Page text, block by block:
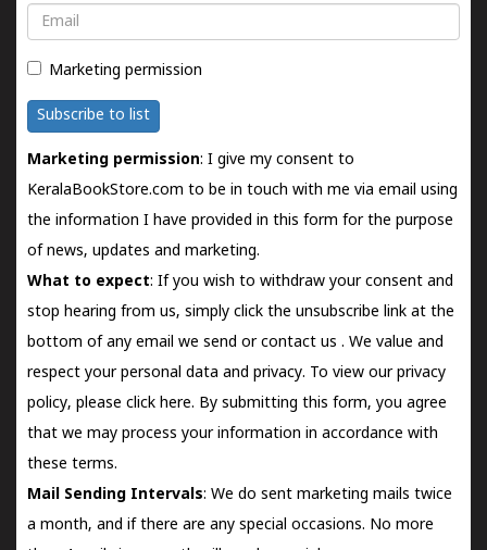
Email
Marketing permission
Subscribe to list
Marketing permission: I give my consent to
KeralaBookStore.com to be in touch with me via email using
the information I have provided in this form for the purpose
of news, updates and marketing.
What to expect: If you wish to withdraw your consent and
stop hearing from us, simply click the unsubscribe link at the
bottom of any email we send orcontact us . We value and
respect your personal data and privacy. To view our privacy
policy, please click here. By submitting this form, you agree
that we may process your information in accordance with
these terms.
Mail Sending Intervals: We do sent marketing mails twice
a month, and if there are any special occasions. No more